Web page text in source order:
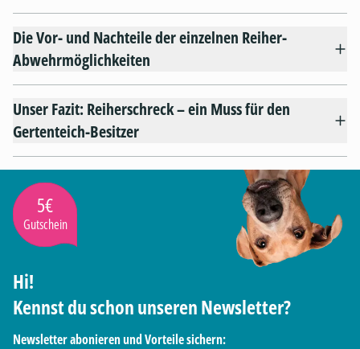
Die Vor- und Nachteile der einzelnen Reiher-
Abwehrmöglichkeiten
Unser Fazit: Reiherschreck – ein Muss für den
Gertenteich-Besitzer
5€
Gutschein
Hi!
Kennst du schon unseren Newsletter?
Newsletter abonieren und Vorteile sichern: